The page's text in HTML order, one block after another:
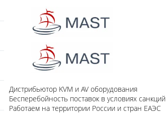
Дистрибьютор KVM и AV оборудования
Бесперебойность поставок в условиях санкций
Работаем на территории России и стран ЕАЭС